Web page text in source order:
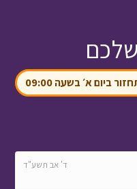
ביום א׳ בשעה 09:00
ד' אב תשע"ד